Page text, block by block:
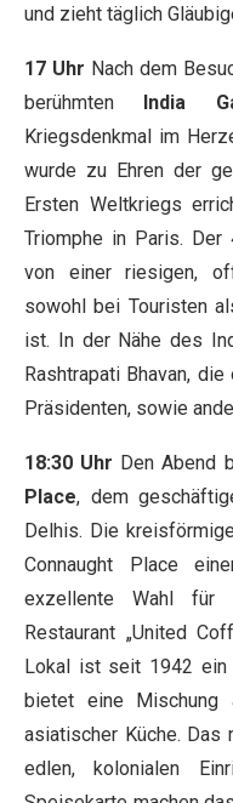
und zieht täglich
17 Uhr Nach dem
berühmten India
Kriegsdenkmal im
wurde zu Ehren der
Ersten Weltkriegs
Triomphe in Paris. Der
von einer riesigen,
sowohl bei Touristen
ist. In der Nähe des
Rashtrapati Bhavan,
Präsidenten, sowie
18:30 Uhr Den Abend
Place, dem
Delhis. Die
Connaught Place
exzellente Wahl
Restaurant „United
Lokal ist seit 1942 ein
bietet eine Mischung
asiatischer Küche.
edlen, kolonialen